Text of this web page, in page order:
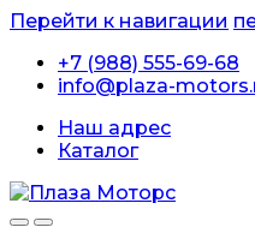
Перейти к навигации
+7 (988) 555-69-68
info@plaza-
Наш адрес
Каталог